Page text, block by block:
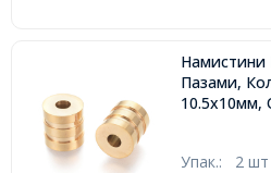
Намистини
Пазами,
10.5х10мм,
Упак.: 2 шт